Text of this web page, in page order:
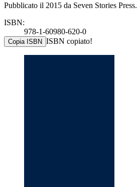
Pubblicato il 2015 da Seven Stories Press.
ISBN:
978-1-60980-620-0
Copia ISBN ISBN copiato!